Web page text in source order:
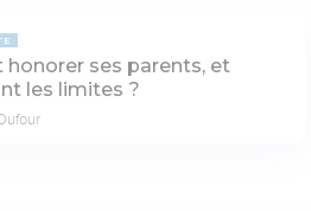
ses parents, et
les limites ?